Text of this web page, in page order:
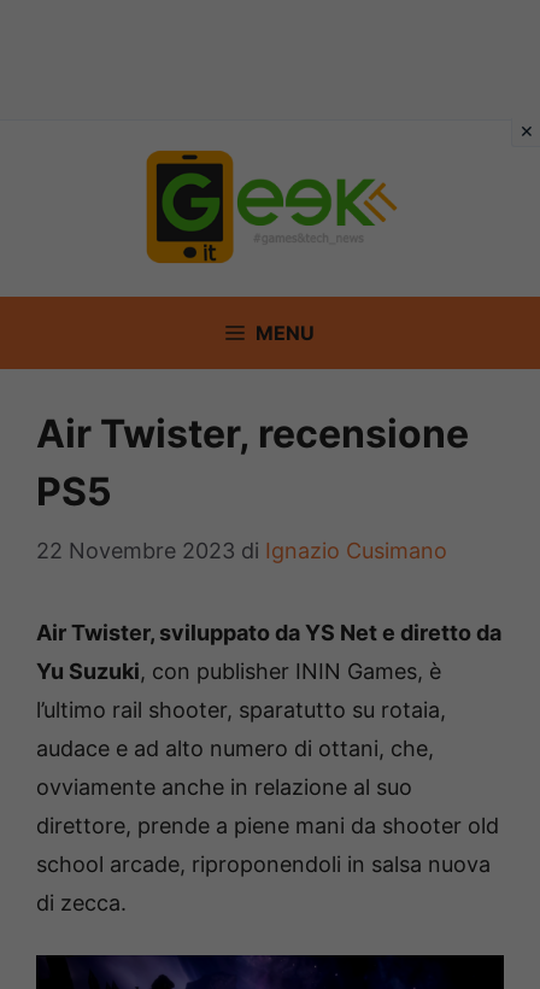
MENU
Air Twister, recensione
PS5
22 Novembre 2023 di Ignazio Cusimano
Air Twister, sviluppato da YS Net e diretto da
Yu Suzuki, con publisher ININ Games, è
l’ultimo rail shooter, sparatutto su rotaia,
audace e ad alto numero di ottani, che,
ovviamente anche in relazione al suo
direttore, prende a piene mani da shooter old
school arcade, riproponendoli in salsa nuova
di zecca.